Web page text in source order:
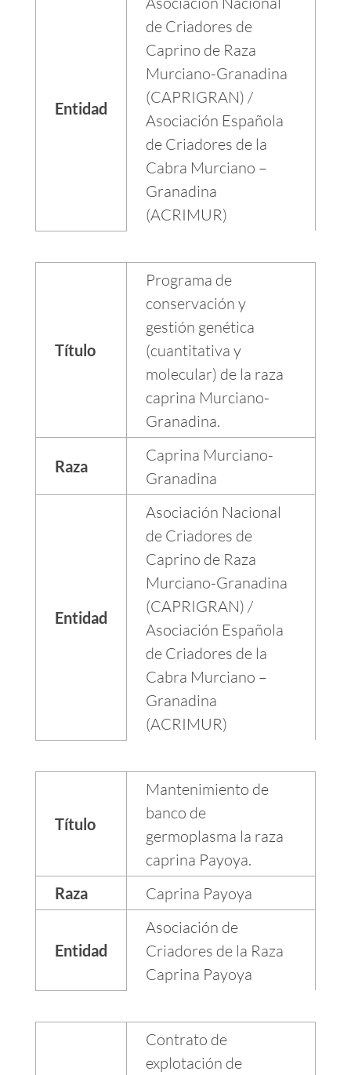
Entidad
de Criadores de
Caprino de Raza
Murciano-Granadina
(CAPRIGRAN) /
Asociación Española
de Criadores de la
Cabra Murciano –
Granadina
(ACRIMUR)
Título
Programa de
conservación y
gestión genética
(cuantitativa y
molecular) de la raza
caprina Murciano-
Granadina.
Raza
Caprina Murciano-
Granadina
Entidad
Asociación Nacional
de Criadores de
Caprino de Raza
Murciano-Granadina
(CAPRIGRAN) /
Asociación Española
de Criadores de la
Cabra Murciano –
Granadina
(ACRIMUR)
Título
Mantenimiento de
banco de
germoplasma la raza
caprina Payoya.
Raza
Caprina Payoya
Entidad
Asociación de
Criadores de la Raza
Caprina Payoya
Contrato de
explotación de